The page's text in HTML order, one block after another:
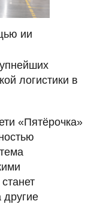
ии
логистики в
«Пятёрочка»
другие